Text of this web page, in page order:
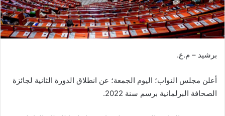
ل
ك
ت
ي
برشيد – م.ع.
أعلن مجلس النواب؛ اليوم الجمعة؛ عن انطلاق الدورة الثانية لجائزة
الصحافة البرلمانية برسم سنة 2022.